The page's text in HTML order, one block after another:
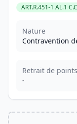
ART.R.451-1 AL.1
Nature
Contravention
Retrait de points
-